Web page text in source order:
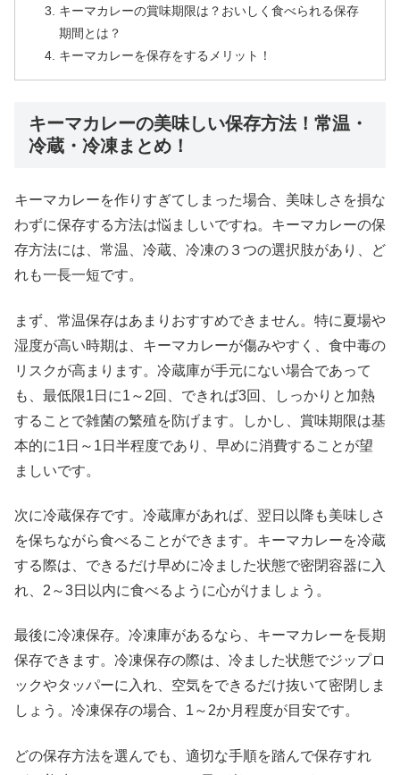
キーマカレーの賞味期限は？おいしく食べられる保存
期間とは？
キーマカレーを保存をするメリット！
キーマカレーの美味しい保存方法！常温・
冷蔵・冷凍まとめ！
キーマカレーを作りすぎてしまった場合、美味しさを損な
わずに保存する方法は悩ましいですね。キーマカレーの保
存方法には、常温、冷蔵、冷凍の３つの選択肢があり、ど
れも一長一短です。
まず、常温保存はあまりおすすめできません。特に夏場や
湿度が高い時期は、キーマカレーが傷みやすく、食中毒の
リスクが高まります。冷蔵庫が手元にない場合であって
も、最低限1日に1～2回、できれば3回、しっかりと加熱
することで雑菌の繁殖を防げます。しかし、賞味期限は基
本的に1日～1日半程度であり、早めに消費することが望
ましいです。
次に冷蔵保存です。冷蔵庫があれば、翌日以降も美味しさ
を保ちながら食べることができます。キーマカレーを冷蔵
する際は、できるだけ早めに冷ました状態で密閉容器に入
れ、2～3日以内に食べるように心がけましょう。
最後に冷凍保存。冷凍庫があるなら、キーマカレーを長期
保存できます。冷凍保存の際は、冷ました状態でジップロ
ックやタッパーに入れ、空気をできるだけ抜いて密閉しま
しょう。冷凍保存の場合、1～2か月程度が目安です。
どの保存方法を選んでも、適切な手順を踏んで保存すれ